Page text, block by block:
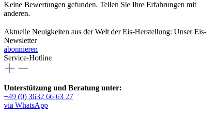
Keine Bewertungen gefunden. Teilen Sie Ihre Erfahrungen mit
anderen.
Aktuelle Neuigkeiten aus der Welt der Eis-Herstellung: Unser Eis-
Newsletter
abonnieren
Service-Hotline
Unterstützung und Beratung unter:
+49 (0) 3632 66 63 27
via WhatsApp